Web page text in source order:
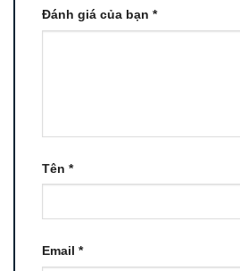
Đánh giá của bạn *
Tên *
Email *